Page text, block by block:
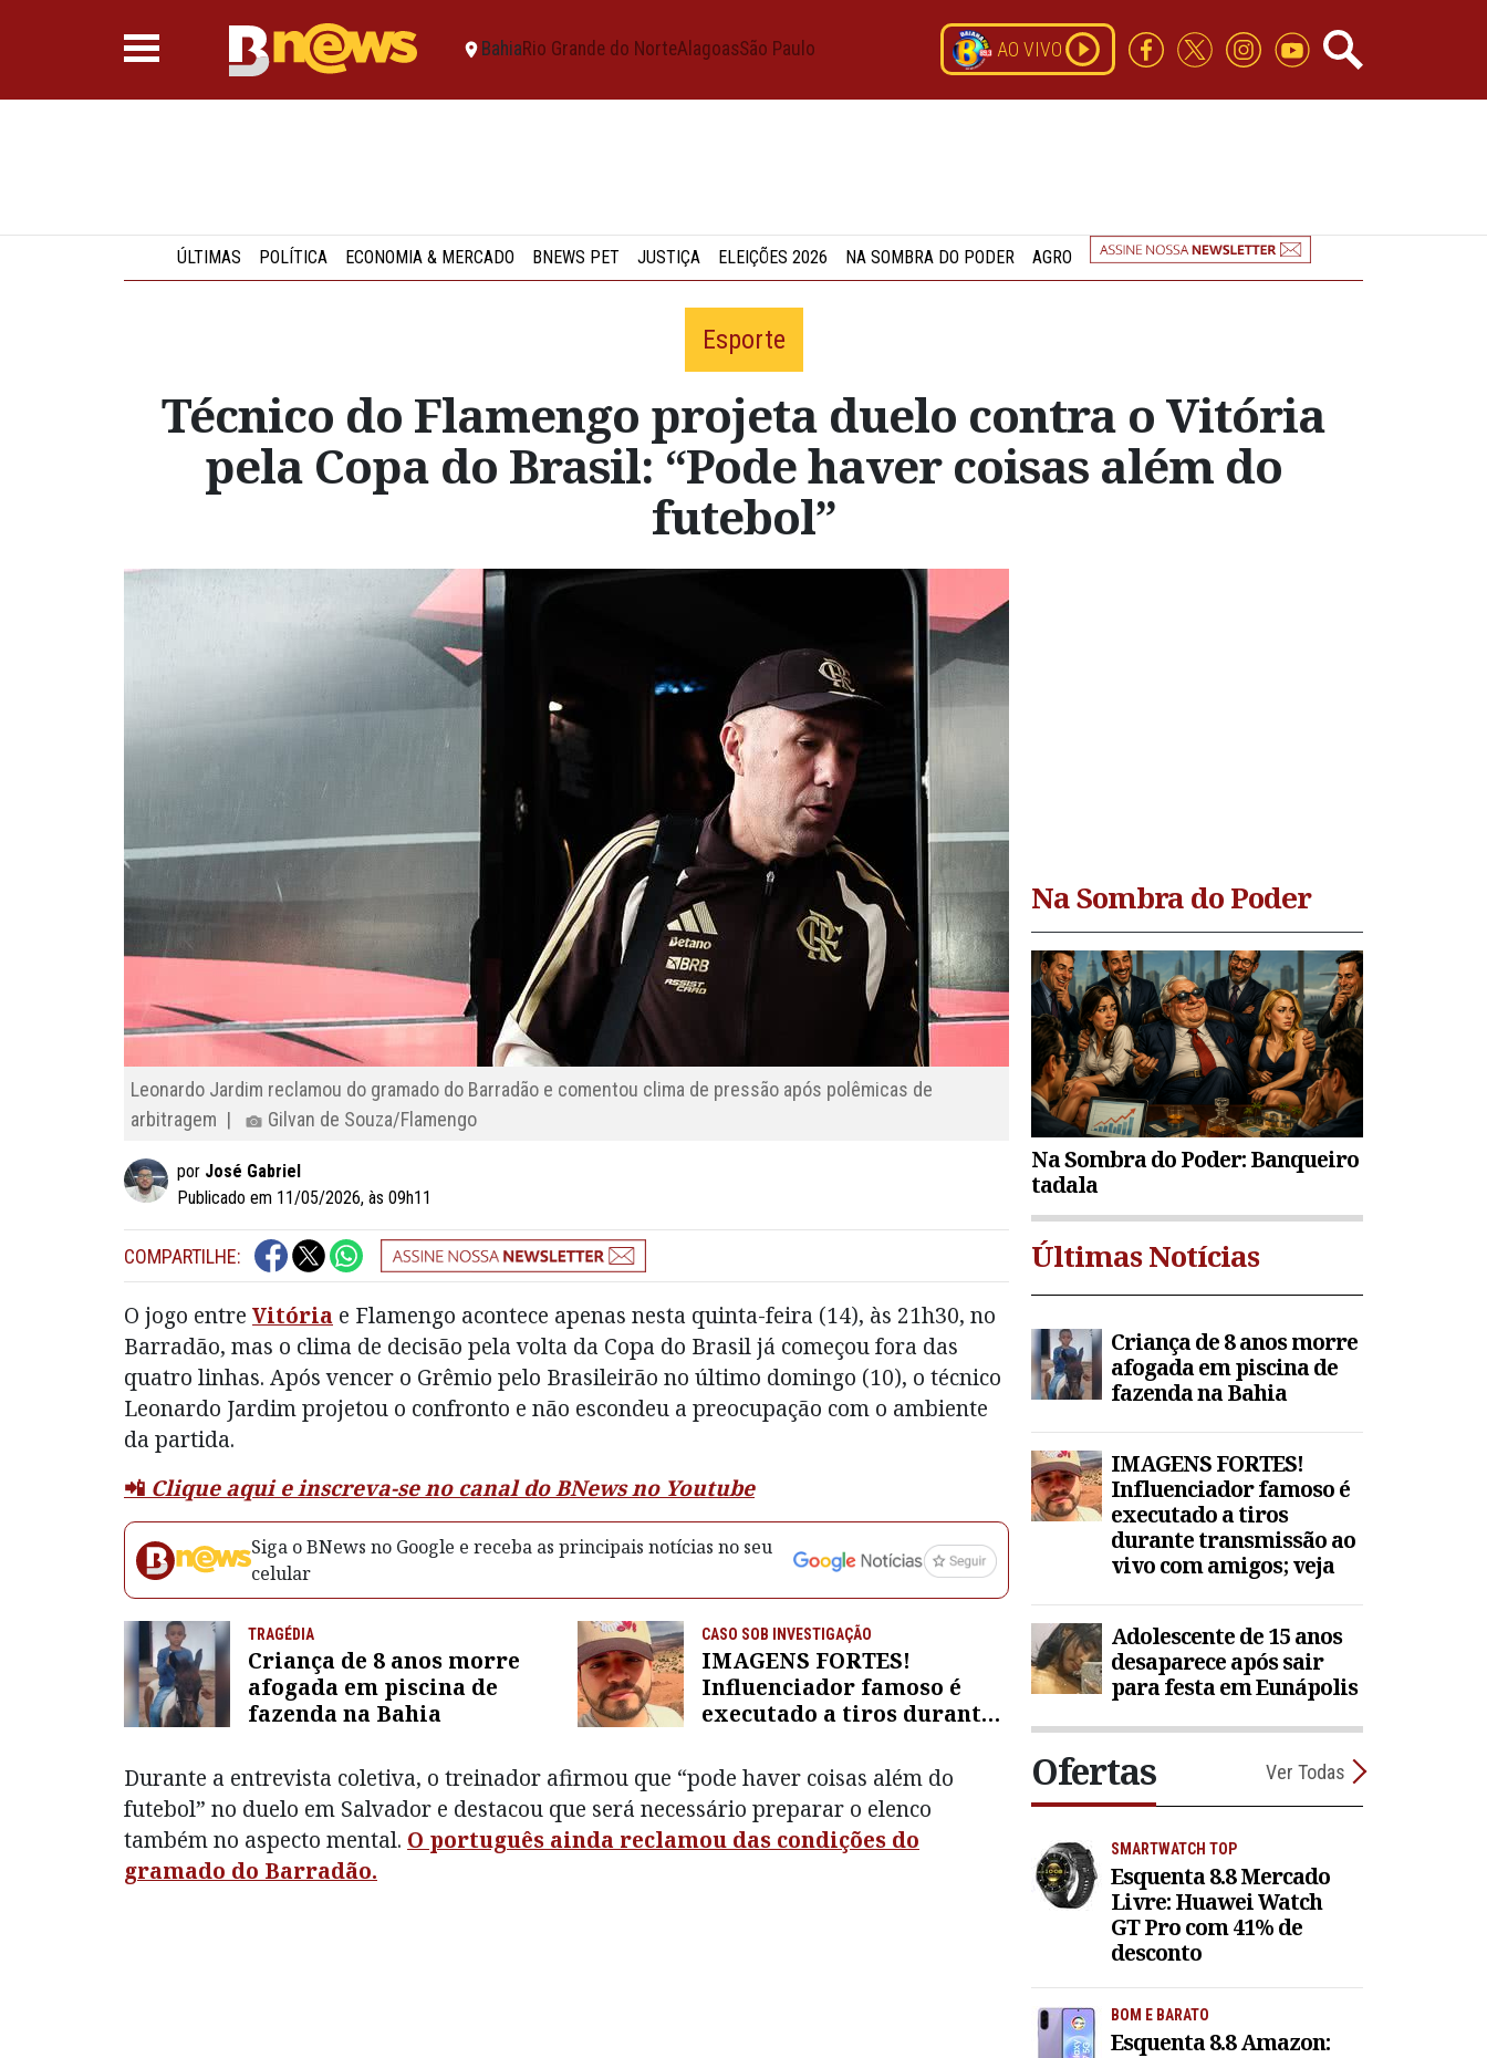
BahiaRio Grande do NorteAlagoasSão Paulo AO VIVO
ÚLTIMAS POLÍTICA ECONOMIA & MERCADO BNEWS PET JUSTIÇA ELEIÇÕES 2026 NA SOMBRA DO PODER AGRO
Esporte
Técnico do Flamengo projeta duelo contra o Vitória
pela Copa do Brasil: “Pode haver coisas além do
futebol”
Leonardo Jardim reclamou do gramado do Barradão e comentou clima de pressão após polêmicas de
arbitragem |
Gilvan de Souza/Flamengo
por José Gabriel
Publicado em 11/05/2026, às 09h11
COMPARTILHE:
O jogo entre Vitória e Flamengo acontece apenas nesta quinta-feira (14), às 21h30, no
Barradão, mas o clima de decisão pela volta da Copa do Brasil já começou fora das
quatro linhas. Após vencer o Grêmio pelo Brasileirão no último domingo (10), o técnico
Leonardo Jardim projetou o confronto e não escondeu a preocupação com o ambiente
da partida.
📲 Clique aqui e inscreva-se no canal do BNews no Youtube
Siga o BNews no Google e receba as principais notícias no seu
celular
TRAGÉDIA
Criança de 8 anos morre
afogada em piscina de
fazenda na Bahia
CASO SOB INVESTIGAÇÃO
IMAGENS FORTES!
Influenciador famoso é
executado a tiros durante
amigos; veja
Durante a entrevista coletiva, o treinador afirmou que “pode haver coisas além do
futebol” no duelo em Salvador e destacou que será necessário preparar o elenco
também no aspecto mental. O português ainda reclamou das condições do
gramado do Barradão.
Na Sombra do Poder
Na Sombra do Poder: Banqueiro
tadala
Últimas Notícias
Criança de 8 anos morre
afogada em piscina de
fazenda na Bahia
IMAGENS FORTES!
Influenciador famoso é
executado a tiros
durante transmissão ao
vivo com amigos; veja
Adolescente de 15 anos
desaparece após sair
para festa em Eunápolis
Ofertas Ver Todas
SMARTWATCH TOP
Esquenta 8.8 Mercado
Livre: Huawei Watch
GT Pro com 41% de
desconto
BOM E BARATO
Esquenta 8.8 Amazon: